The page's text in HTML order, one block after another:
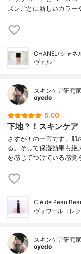
ズンごとに新しいカラー
CHANEL(シャネ
ヴェルニ
スキンケア研究
oyedo
5.00
下地？！スキンケア
さすが！の一言です。肌
る。そして保湿効果も絶
を感じてつけている感覚
Clé de Peau
ヴォワールコレ
スキンケア研究
oyedo